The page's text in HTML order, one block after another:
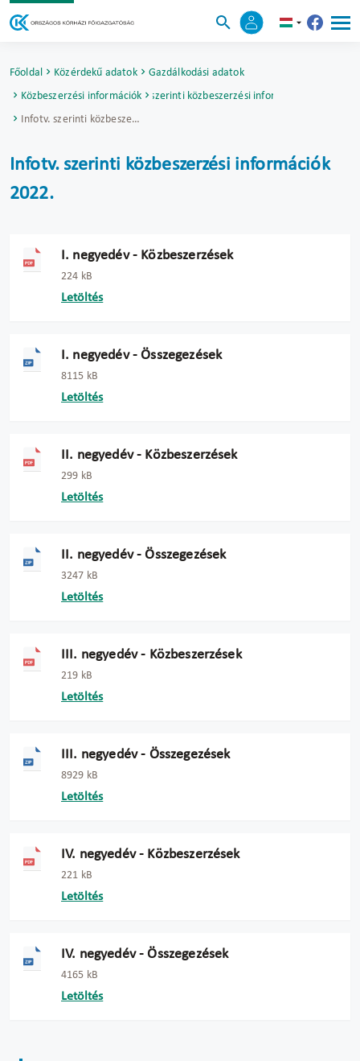
Főoldal Közérdekű adatok
Gazdálkodási adatok
Közbeszerzési információkInfotv. szerinti közbeszerzési információk
Infotv. szerinti közbeszerzési információk 2022.
Infotv. szerinti közbeszerzési információk
2022.
I. negyedév - Közbeszerzések
224 kB
Letöltés
I. negyedév - Összegezések
8115 kB
Letöltés
II. negyedév - Közbeszerzések
299 kB
Letöltés
II. negyedév - Összegezések
3247 kB
Letöltés
III. negyedév - Közbeszerzések
219 kB
Letöltés
III. negyedév - Összegezések
8929 kB
Letöltés
IV. negyedév - Közbeszerzések
221 kB
Letöltés
IV. negyedév - Összegezések
4165 kB
Letöltés